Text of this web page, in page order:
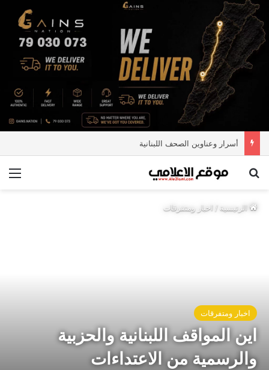
أسرار وعناوين الصحف اللبنانية
بحث عن
الرئيسية/ اخبار ومتفرقات
اخبار ومتفرقات
اين المواقف اللبنانية والحزبية
والرسمية من الاعتداءات